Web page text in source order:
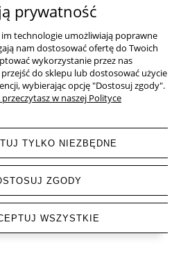
pełną wersję strony
Shoper.pl
prywatność
technologie umożliwiają poprawne
nam dostosować ofertę do Twoich
wykorzystanie przez nas
do sklepu lub dostosować użycie
wybierając opcję "Dostosuj zgody".
w naszej Polityce
TYLKO NIEZBĘDNE
ZGODY
WSZYSTKIE